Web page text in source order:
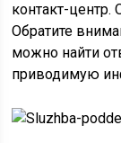
контакт-центр.
Обратите
можно найти
приводимую